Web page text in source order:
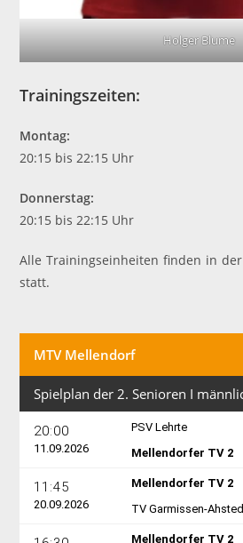
Holger Blume
Trainingszeiten:
Montag:
20:15 bis 22:15 Uhr
Donnerstag:
20:15 bis 22:15 Uhr
Alle Trainingseinheiten finden in der
statt.